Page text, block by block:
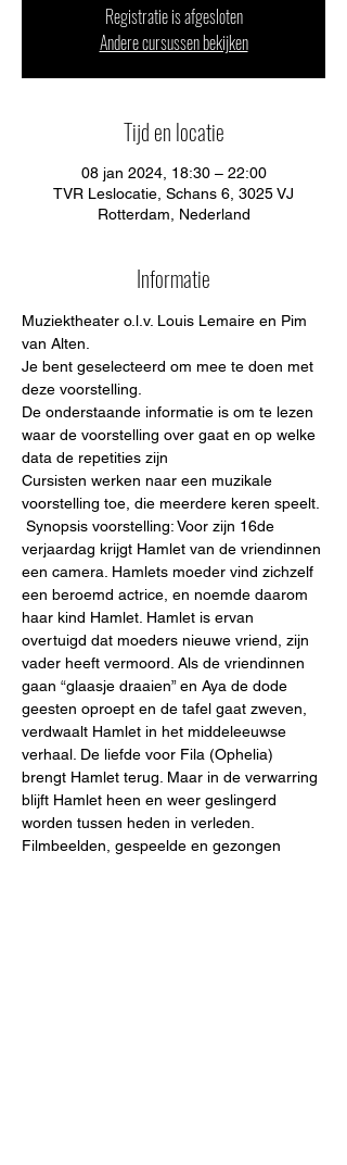
Registratie is afgesloten
Andere cursussen bekijken
Tijd en locatie
08 jan 2024, 18:30 – 22:00
TVR Leslocatie, Schans 6, 3025 VJ
Rotterdam, Nederland
Informatie
Muziektheater o.l.v. Louis Lemaire en Pim
van Alten.
Je bent geselecteerd om mee te doen met
deze voorstelling.
De onderstaande informatie is om te lezen
waar de voorstelling over gaat en op welke
data de repetities zijn
Cursisten werken naar een muzikale
voorstelling toe, die meerdere keren speelt.
Synopsis voorstelling: Voor zijn 16de
verjaardag krijgt Hamlet van de vriendinnen
een camera. Hamlets moeder vind zichzelf
een beroemd actrice, en noemde daarom
haar kind Hamlet. Hamlet is ervan
overtuigd dat moeders nieuwe vriend, zijn
vader heeft vermoord. Als de vriendinnen
gaan “glaasje draaien” en Aya de dode
geesten oproept en de tafel gaat zweven,
verdwaalt Hamlet in het middeleeuwse
verhaal. De liefde voor Fila (Ophelia)
brengt Hamlet terug. Maar in de verwarring
blijft Hamlet heen en weer geslingerd
worden tussen heden in verleden.
Filmbeelden, gespeelde en gezongen